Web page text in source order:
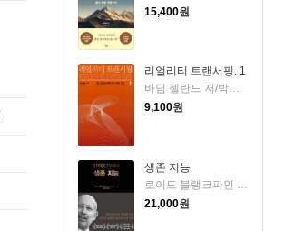
15,400원
리얼리티 트랜서핑. 1
바딤 젤란드 저/박인수 역
9,100원
생존 지능
로이드 블랭크파인 저/박선영 역
21,000원